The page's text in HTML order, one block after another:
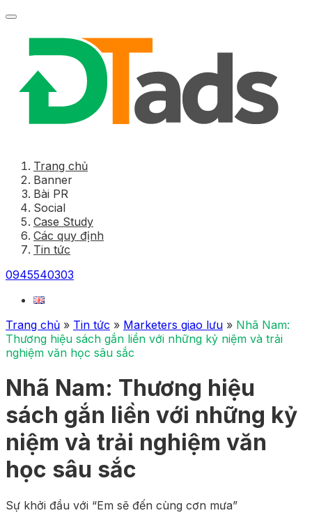
Trang chủ
Banner
Bài PR
Social
Case Study
Các quy định
Tin tức
0945540303
Trang chủ » Tin tức » Marketers giao lưu » Nhã Nam:
Thương hiệu sách gắn liền với những kỷ niệm và trải
nghiệm văn học sâu sắc
Nhã Nam: Thương hiệu
sách gắn liền với những kỷ
niệm và trải nghiệm văn
học sâu sắc
Sự khởi đầu với “Em sẽ đến cùng cơn mưa”